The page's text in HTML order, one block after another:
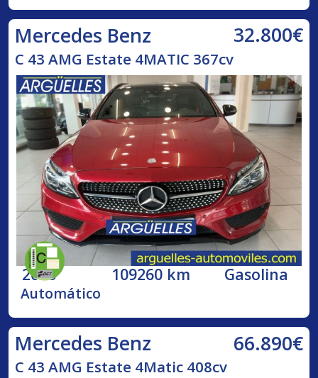
Mercedes Benz 32.800€
C 43 AMG Estate 4MATIC 367cv
2016 109260 km Gasolina
Automático
Mercedes Benz 66.890€
C 43 AMG Estate 4Matic 408cv